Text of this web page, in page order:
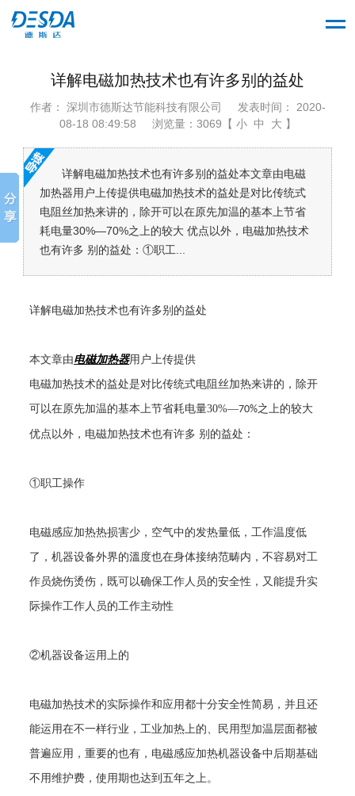
详解电磁加热技术也有许多别的益处
作者： 深圳市德斯达节能科技有限公司
发表时间： 2020-
08-18 08:49:58
浏览量：3069【 小 中 大 】
详解电磁加热技术也有许多别的益处本文章由电磁
加热器用户上传提供电磁加热技术的益处是对比传统式
电阻丝加热来讲的，除开可以在原先加温的基本上节省
耗电量30%—70%之上的较大 优点以外，电磁加热技术
也有许多 别的益处：①职工...
详解电磁加热技术也有许多别的益处
本文章由电磁加热器用户上传提供
电磁加热技术的益处是对比传统式电阻丝加热来讲的，除开
可以在原先加温的基本上节省耗电量30%—70%之上的较大
优点以外，电磁加热技术也有许多 别的益处：
①职工操作
电磁感应加热热损害少，空气中的发热量低，工作温度低
了，机器设备外界的溫度也在身体接纳范畴内，不容易对工
作员烧伤烫伤，既可以确保工作人员的安全性，又能提升实
际操作工作人员的工作主动性
②机器设备运用上的
电磁加热技术的实际操作和应用都十分安全性简易，并且还
能运用在不一样行业，工业加热上的、民用型加温层面都被
普遍应用，重要的也有，电磁感应加热机器设备中后期基础
不用维护费，使用期也达到五年之上。